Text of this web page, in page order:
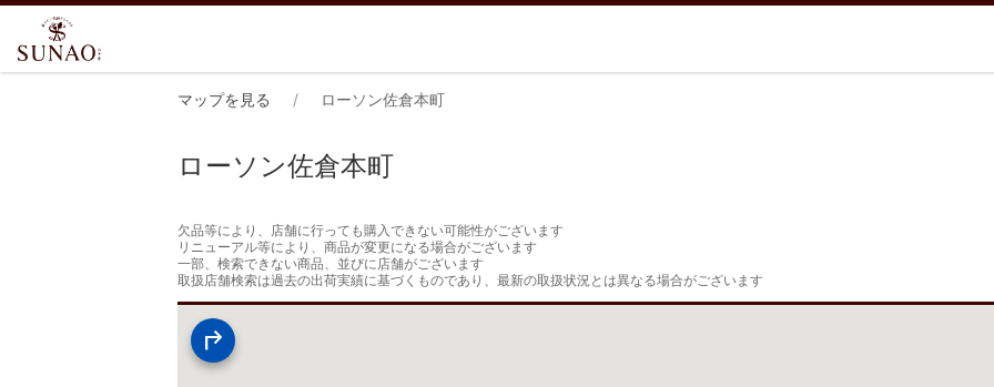
マップを見る ローソン佐倉本町
ローソン佐倉本町
欠品等により、店舗に行っても購入できない可能性がございます
リニューアル等により、商品が変更になる場合がございます
一部、検索できない商品、並びに店舗がございます
取扱店舗検索は過去の出荷実績に基づくものであり、最新の取扱状況とは異なる場合がございます